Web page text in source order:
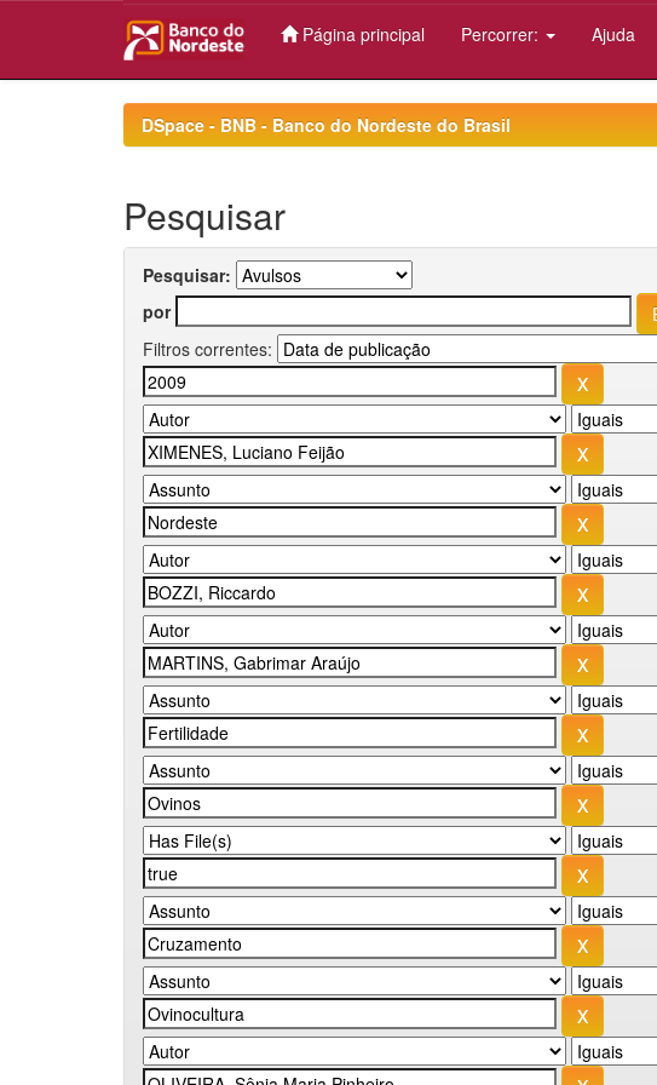
Página principal Percorrer: Ajuda
DSpace - BNB - Banco do Nordeste do Brasil
Pesquisar
Pesquisar:
por
Filtros correntes: